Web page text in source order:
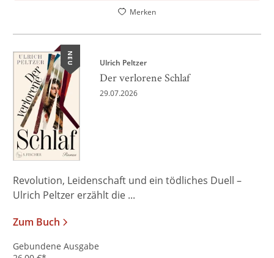
Merken
NEU Ulrich Peltzer
Der verlorene Schlaf
29.07.2026
Revolution, Leidenschaft und ein tödliches Duell –
Ulrich Peltzer erzählt die ...
Zum Buch
Gebundene Ausgabe